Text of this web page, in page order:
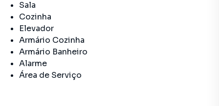
Sala
Cozinha
Elevador
Armário Cozinha
Armário Banheiro
Alarme
Área de Serviço